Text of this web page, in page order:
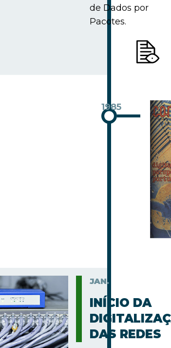
de Dados por
Pacotes.
1985
JAN.
INÍCIO DA
DAS REDES